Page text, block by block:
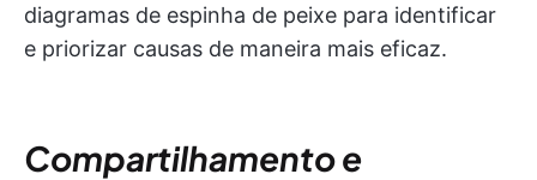
diagramas de espinha de peixe para identificar
e priorizar causas de maneira mais eficaz.
Compartilhamento e